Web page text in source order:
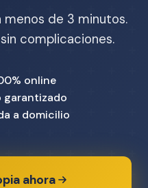
de 3 minutos.
complicaciones.
online
garantizado
a domicilio
ahora